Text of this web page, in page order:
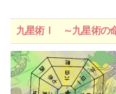
九星術Ⅰ ～九星術の